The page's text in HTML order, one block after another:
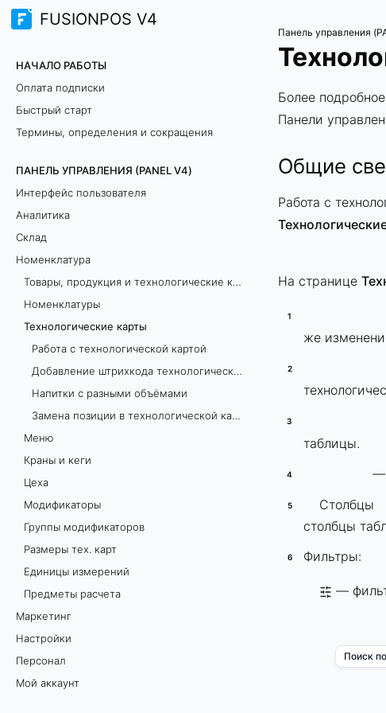
FUSIONPOS V4
НАЧАЛО РАБОТЫ
Оплата подписки
Быстрый старт
Термины, определения и сокращения
ПАНЕЛЬ УПРАВЛЕНИЯ (PANEL V4)
Интерфейс пользователя
Аналитика
Склад
Номенклатура
Товары, продукция и технологические карты: как добавить и в чём разница?
Номенклатуры
Технологические карты
Работа с технологической картой
Добавление штрихкода технологической карты
Напитки с разными объёмами
Замена позиции в технологической карте
Меню
Краны и кеги
Цеха
Модификаторы
Группы модификаторов
Размеры тех. карт
Единицы измерений
Предметы расчета
Маркетинг
Настройки
Персонал
Мой аккаунт
Панель управления
Более
Панели
Общие
Работа с
На странице
же
таблицы.
—
Столбцы
столбцы
Фильтры:
—
Поиск